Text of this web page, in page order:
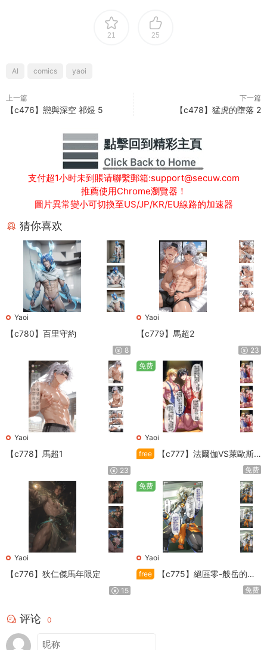
21 25
AI comics yaoi
上一篇
【c476】戀與深空 祁煜 5
下一篇
【c478】猛虎的墮落 2
支付超1小时未到賬请聯繫郵箱:support@secuw.com
推薦使用Chrome瀏覽器！
圖片異常變小可切換至US/JP/KR/EU線路的加速器
猜你喜欢
Yaoi
【c780】百里守約
8
Yaoi
【c779】馬超2
23
Yaoi
【c778】馬超1
23
Yaoi
free
【c777】法爾伽VS萊歐斯
免费
免费
Yaoi
【c776】狄仁傑馬年限定
15
Yaoi
free
【c775】絕區零-般岳的訓
免费
免费
评论 0